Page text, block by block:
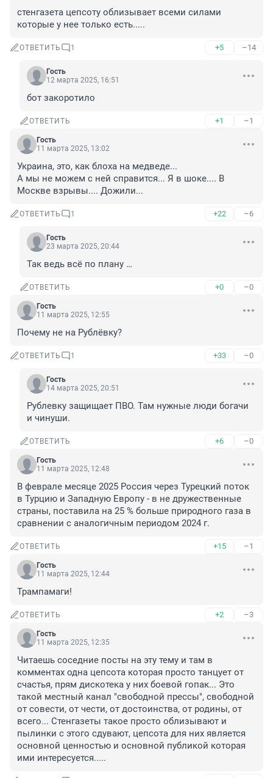
стенгазета цепсоту облизывает всеми силами
которые у нее только есть.....
ОТВЕТИТЬ 1 +5 –14
Гость
12 марта 2025, 16:51
бот закоротило
ОТВЕТИТЬ +1 –1
Гость
11 марта 2025, 13:02
Украина, это, как блоха на медведе...
А мы не можем с ней справится... Я в шоке.... В
Москве взрывы.... Дожили...
ОТВЕТИТЬ 1 +22 –6
Гость
23 марта 2025, 20:44
Так ведь всё по плану …
ОТВЕТИТЬ +0 –0
Гость
11 марта 2025, 12:55
Почему не на Рублёвку?
ОТВЕТИТЬ 1 +33 –0
Гость
14 марта 2025, 20:51
Рублевку защищает ПВО. Там нужные люди богачи
и чинуши.
ОТВЕТИТЬ +6 –0
Гость
11 марта 2025, 12:48
В феврале месяце 2025 Россия через Турецкий поток
в Турцию и Западную Европу - в не дружественные
страны, поставила на 25 % больше природного газа в
сравнении с аналогичным периодом 2024 г.
ОТВЕТИТЬ +15 –1
Гость
11 марта 2025, 12:44
Трампамаги!
ОТВЕТИТЬ +2 –3
Гость
11 марта 2025, 12:35
Читаешь соседние посты на эту тему и там в
комментах одна цепсота которая просто танцует от
счастья, прям дискотека у них боевой гопак... Это
такой местный канал "свободной прессы", свободной
от совести, от чести, от достоинства, от родины, от
всего... Стенгазеты такое просто облизывают и
пылинки с этого сдувают, цепсота для них является
основной ценностью и основной публикой которая
ими интересуется.....